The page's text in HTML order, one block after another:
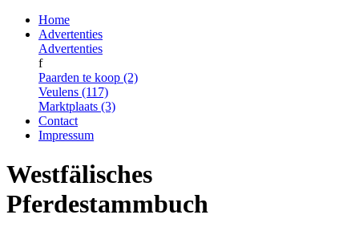
Home
Advertenties
Advertenties
f
Paarden te koop (2)
Veulens (117)
Marktplaats (3)
Contact
Impressum
Westfälisches
Pferdestammbuch